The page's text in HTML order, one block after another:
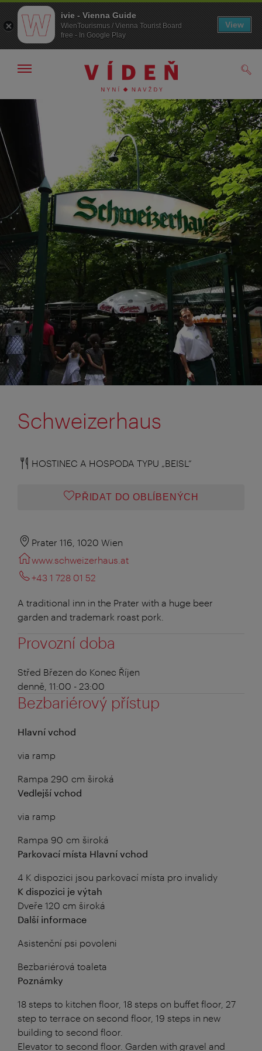
Přejít
procházení
Přejít
k obsahu
Zobrazit/skrýt
Schweizerhaus
HOSTINEC A HOSPODA TYPU „BEISL“
PŘIDAT DO OBLÍBENÝCH
Prater 116, 1020 Wien
www.schweizerhaus.at
+43 1 728 01 52
A traditional inn in the Prater with a huge beer
garden and trademark roast pork.
Provozní doba
Střed Březen do Konec Říjen
denně, 11:00 - 23:00
Bezbariérový přístup
Hlavní vchod
via ramp
Rampa 290 cm široká
Vedlejší vchod
via ramp
Rampa 90 cm široká
Parkovací místa Hlavní vchod
4 K dispozici jsou parkovací místa pro invalidy
K dispozici je výtah
Dveře 120 cm široká
Další informace
Asistenční psi povoleni
Bezbariérová toaleta
Poznámky
18 steps to kitchen floor, 18 steps on buffet floor, 27
step to terrace on second floor, 19 steps in new
building to second floor.
Elevator to second floor. Garden with gravel and
ivie - Vienna Guide
WienTourismus / Vienna Tourist Board
free - In Google Play
View